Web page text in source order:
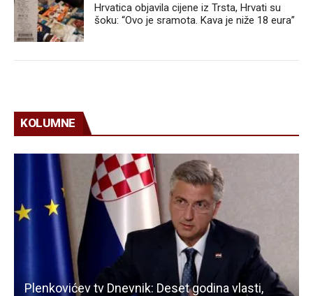
Hrvatica objavila cijene iz Trsta, Hrvati su
šoku: “Ovo je sramota. Kava je niže 18 eura”
KOLUMNE
Plenkovićev tv Dnevnik: Deset godina vlasti,